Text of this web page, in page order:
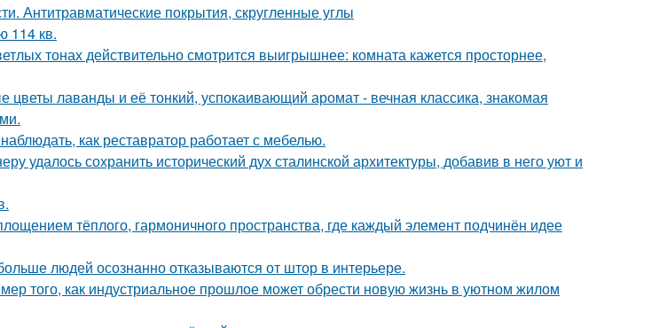
Антитравматические покрытия, скругленные углы
114 кв.
тонах действительно смотрится выигрышнее: комната кажется просторнее,
цветы лаванды и её тонкий, успокаивающий аромат - вечная классика, знакомая
как реставратор работает с мебелью.
удалось сохранить исторический дух сталинской архитектуры, добавив в него уют и
тёплого, гармоничного пространства, где каждый элемент подчинён идее
людей осознанно отказываются от штор в интерьере.
того, как индустриальное прошлое может обрести новую жизнь в уютном жилом